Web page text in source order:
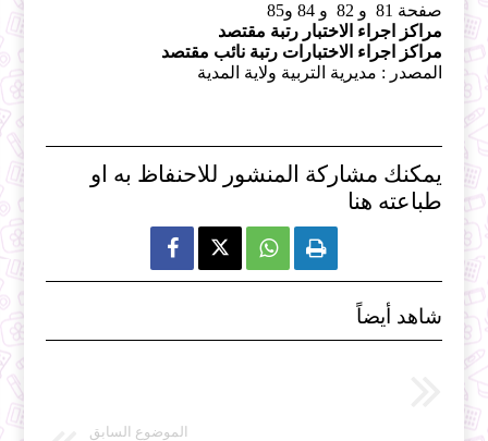
صفحة 81 و 82 و 84 و85
مراكز اجراء الاختبار رتبة مقتصد
مراكز اجراء الاختبارات رتبة نائب مقتصد
المصدر : مديرية التربية ولاية المدية
يمكنك مشاركة المنشور للاحنفاظ به او
طباعته هنا
  
شاهد أيضاً
الموضوع السابق